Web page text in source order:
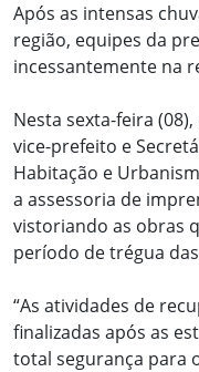
Após as intensas
região, equipes da
incessantemente na
Nesta sexta-feira
vice-prefeito e
Habitação e
a assessoria de
vistoriando as obras
período de trégua
“As atividades de
finalizadas após as
total segurança para